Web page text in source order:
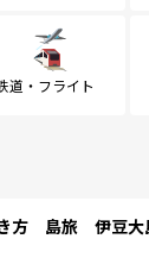
道・フライト
方 島旅 伊豆大